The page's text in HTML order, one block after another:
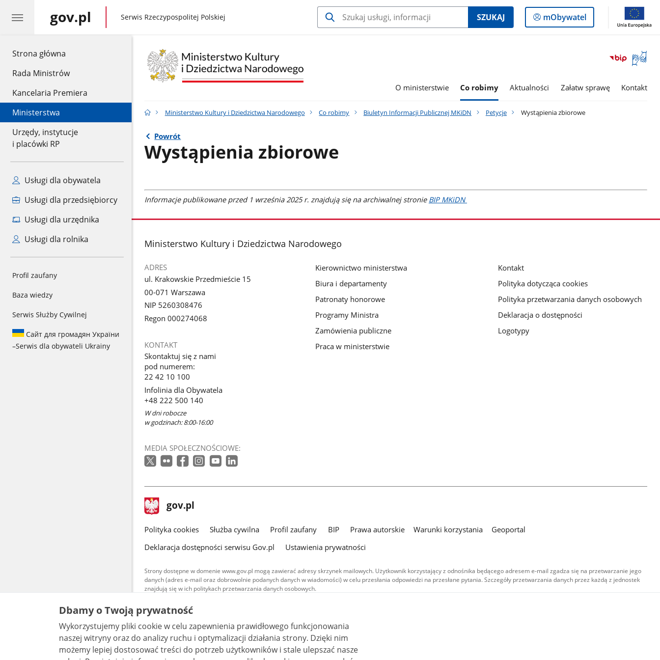
Strona główna
Rada Ministrów
Kancelaria Premiera
Ministerstwa
Urzędy, instytucje
i placówki RP
Usługi dla obywatela
Usługi dla przedsiębiorcy
Usługi dla urzędnika
Usługi dla rolnika
Profil zaufany
Baza wiedzy
Serwis Służby Cywilnej
Сайт для громадян України
–Serwis dla obywateli Ukrainy
gov.pl gov.pl
Serwis Rzeczypospolitej Polskiej SZUKAJ
Logowanie
do
mObywatel
Otwórz
okno
O ministerstwie Co robimy Aktualności Załatw sprawę Kontakt
Ministerstwo Kultury i Dziedzictwa Narodowego Co robimy Biuletyn Informacji Publicznej MKiDN Petycje Wystąpienia zbiorowe
Powrót
Wystąpienia zbiorowe
Informacje publikowane przed 1 września 2025 r. znajdują się na archiwalnej stronie BIP MKiDN
stopka
Ministerstwo Kultury i Dziedzictwa Narodowego
ADRES
ul. Krakowskie Przedmieście 15
00-071 Warszawa
NIP 5260308476
Regon 000274068
KONTAKT
Skontaktuj się z nami
pod numerem:
22 42 10 100
Infolinia dla Obywatela
+48 222 500 140
W dni robocze
w godzinach: 8:00-16:00
MEDIA SPOŁECZNOŚCIOWE:
Kierownictwo ministerstwa
Biura i departamenty
Patronaty honorowe
Programy Ministra
Zamówienia publiczne
Praca w ministerstwie
Kontakt
Polityka dotycząca cookies
Polityka przetwarzania danych osobowych
Deklaracja o dostępności
Logotypy
stopka
gov.pl Strona
gov.pl
gov.pl
Polityka cookies Służba cywilna Profil zaufany BIP Prawa autorskie Warunki korzystania
Geoportal
Deklaracja dostępności serwisu Gov.pl
Ustawienia prywatności
Strony dostępne w domenie www.gov.pl mogą zawierać adresy skrzynek mailowych. Użytkownik korzystający z odnośnika będącego adresem e-mail zgadza się na przetwarzanie jego
danych (adres e-mail oraz dobrowolnie podanych danych w wiadomości) w celu przesłania odpowiedzi na przesłane pytania. Szczegóły przetwarzania danych przez każdą z jednostek
znajdują się w ich politykach przetwarzania danych osobowych.
Treści tekstowe publikowane w serwisie (z wyłączeniem treści audiowizualnych), są
udostępniane na licencji typu Creative Commons: uznanie autorstwa - na tych samych
warunkach 4.0 (CC BY-SA 4.0). Materiały audiowizualne, w tym zdjęcia, materiały audio i wideo,
są udostępniane na licencji typu Creative Commons: uznanie autorstwa użycie niekomercyjne -
bez utworów zależnych 4.0 (CC BY-NC-ND 4.0), o ile nie jest to stwierdzone inaczej.
Dbamy o Twoją prywatność
Wykorzystujemy pliki cookie w celu zapewnienia prawidłowego funkcjonowania
naszej witryny oraz do analizy ruchu i optymalizacji działania strony. Dzięki nim
możemy lepiej dostosować treści do potrzeb użytkowników i stale ulepszać nasze